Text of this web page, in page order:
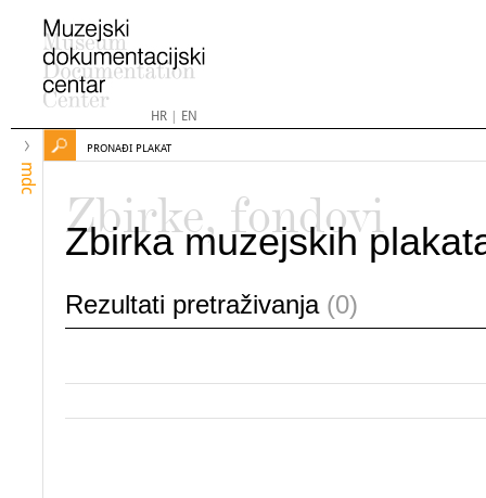
HR| EN
mdc
PRONAĐI PLAKAT
Zbirke, fondovi
Zbirka muzejskih
Rezultati pretraživanja (0)